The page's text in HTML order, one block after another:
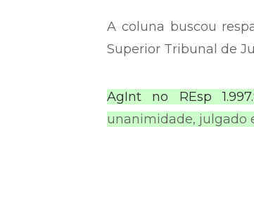
A coluna buscou
Superior Tribunal de
AgInt no REsp
unanimidade, julgado